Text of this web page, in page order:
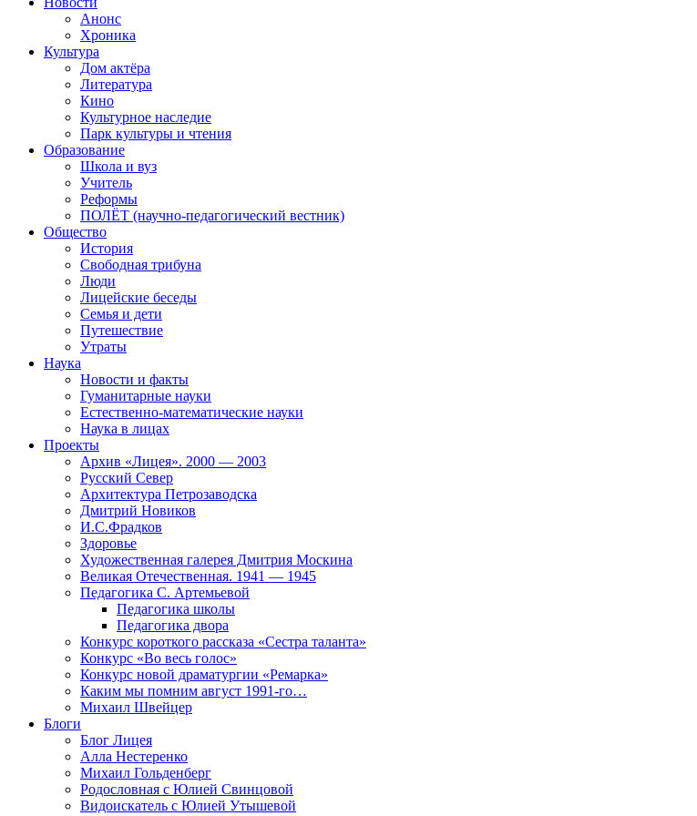
Анонс
Хроника
Культура
Дом актёра
Литература
Кино
Культурное наследие
Парк культуры и чтения
Образование
Школа и вуз
Учитель
Реформы
ПОЛЁТ (научно-педагогический вестник)
Общество
История
Свободная трибуна
Люди
Лицейские беседы
Семья и дети
Путешествие
Утраты
Наука
Новости и факты
Гуманитарные науки
Естественно-математические науки
Наука в лицах
Проекты
Архив «Лицея». 2000 — 2003
Русский Север
Архитектура Петрозаводска
Дмитрий Новиков
И.С.Фрадков
Здоровье
Художественная галерея Дмитрия Москина
Великая Отечественная. 1941 — 1945
Педагогика С. Артемьевой
Педагогика школы
Педагогика двора
Конкурс короткого рассказа «Сестра таланта»
Конкурс «Во весь голос»
Конкурс новой драматургии «Ремарка»
Каким мы помним август 1991-го…
Михаил Швейцер
Блоги
Блог Лицея
Алла Нестеренко
Михаил Гольденберг
Родословная с Юлией Свинцовой
Видоискатель с Юлией Утышевой